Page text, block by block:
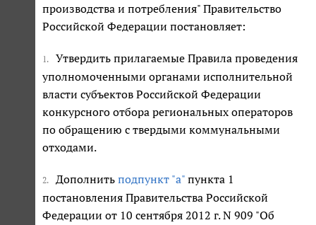
производства и потребления" Правительство
Российской Федерации постановляет:
1.
Утвердить прилагаемые Правила проведения
уполномоченными органами исполнительной
власти субъектов Российской Федерации
конкурсного отбора региональных операторов
по обращению с твердыми коммунальными
отходами.
2. Дополнить подпункт "а" пункта 1
постановления Правительства Российской
Федерации от 10 сентября 2012 г. N 909 "Об